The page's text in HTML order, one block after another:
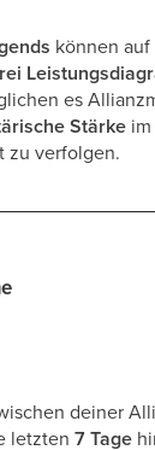
können
es
Stärke
zu verfolgen.
deiner
letzten 7 Tage